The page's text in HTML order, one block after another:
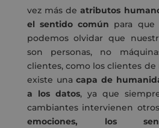
vez más deatributos
el sentido común para que
podemos olvidar que
son personas, no
clientes, como los clientes de
existe unacapa de
a los datos, ya que
cambiantes intervienen
emociones, los